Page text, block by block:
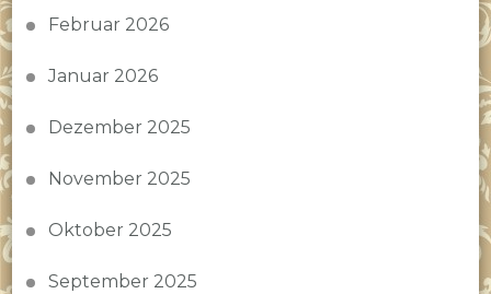
Februar 2026
Januar 2026
Dezember 2025
November 2025
Oktober 2025
September 2025